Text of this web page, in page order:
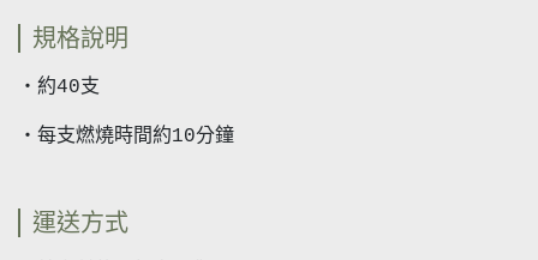
規格說明
・約40支
・每支燃燒時間約10分鐘
運送方式